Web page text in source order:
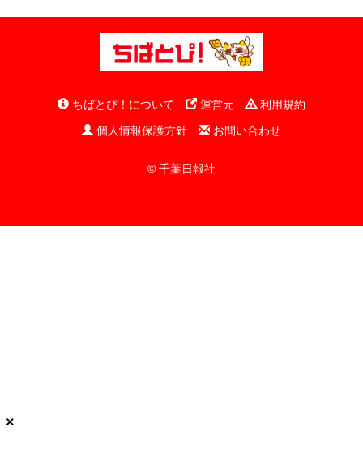
ちばとぴ！について 運営元
利用規約
個人情報保護方針
お問い合わせ
© 千葉日報社
×